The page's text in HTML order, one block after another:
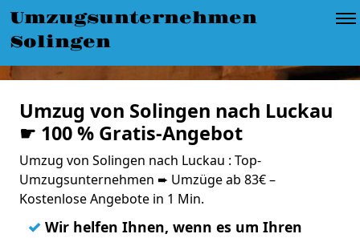
Umzugsunternehmen
Solingen
Umzug von Solingen nach Luckau
☛ 100 % Gratis-Angebot
Umzug von Solingen nach Luckau : Top-
Umzugsunternehmen ➨ Umzüge ab 83€ –
Kostenlose Angebote in 1 Min.
✓ Wir helfen Ihnen, wenn es um Ihren